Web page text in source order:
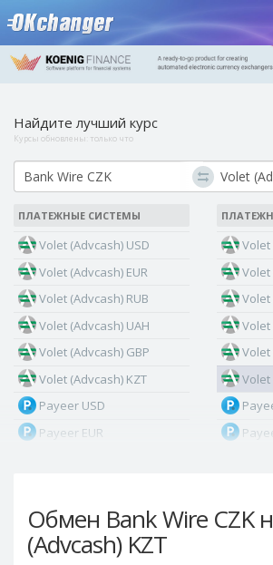
Обмен Bank Wire CZK
(Advcash) KZT
Найдите лучший курс
Курсы обновлены: только что
ПЛАТЕЖНЫЕ СИСТЕМЫ
Volet (Advcash) USD
Volet (Advcash) EUR
Volet (Advcash) RUB
Volet (Advcash) UAH
Volet (Advcash) GBP
Volet (Advcash) KZT
Payeer USD
Payeer EUR
Payeer Tether ERC20
(USDT)
Payeer UAH
Volet
Volet
Volet
Volet
Volet
Volet
(USDT)